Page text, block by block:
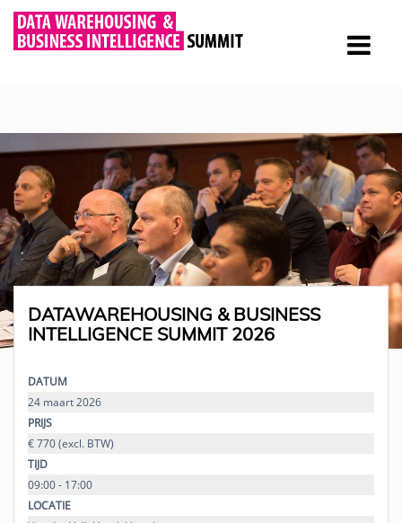
DATAWAREHOUSING & BUSINESS
INTELLIGENCE SUMMIT 2026
DATUM
24 maart 2026
PRIJS
€ 770 (excl. BTW)
TIJD
09:00 - 17:00
LOCATIE